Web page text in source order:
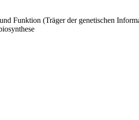
Funktion (Träger der genetischen